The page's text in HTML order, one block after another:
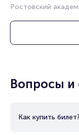
Ростовский
Вопросы и
Как купить билет?